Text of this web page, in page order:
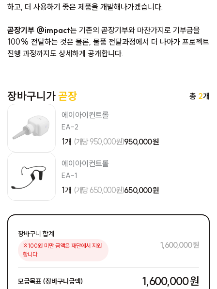
하고, 더 사용하기 좋은 제품을 개발해나가겠습니다.
곧장기부 @impact는 기존의 곧장기부와 마찬가지로 기부금을
100% 전달하는 것은 물론, 물품 전달과정에서 더 나아가 프로젝트
진행 과정까지도 상세하게 공개합니다.
장바구니가곧장 총 2개
에이아이컨트롤
EA-2
1개 (개당 950,000원)950,000 원
에이아이컨트롤
EA-1
1개 (개당 650,000원)650,000 원
장바구니 합계
※100원 미만 금액은 재단에서 지원
합니다.
1,600,000 원
모금목표 (장바구니금액) 1,600,000 원